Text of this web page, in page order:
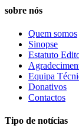
sobre nós
Quem somos
Sinopse
Estatuto
Equipa
Donativos
Contactos
Tipo de notícias